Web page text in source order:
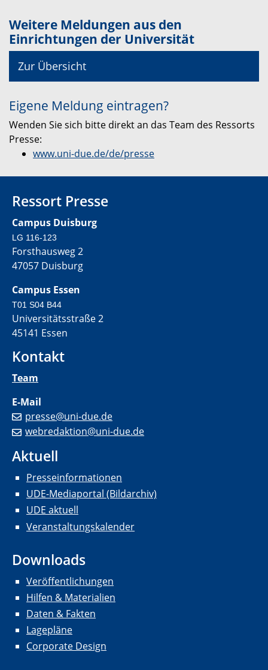
Weitere Meldungen aus den
Einrichtungen der Universität
Zur Übersicht
Eigene Meldung eintragen?
Wenden Sie sich bitte direkt an das Team des Ressorts
Presse:
www.uni-due.de/de/presse
Ressort Presse
Campus Duisburg
LG 116-123
Forsthausweg 2
47057 Duisburg
Campus Essen
T01 S04 B44
Universitätsstraße 2
45141 Essen
Kontakt
Team
E-Mail
presse@uni-due.de
webredaktion@uni-due.de
Aktuell
Presseinformationen
UDE-Mediaportal (Bildarchiv)
UDE aktuell
Veranstaltungskalender
Downloads
Veröffentlichungen
Hilfen & Materialien
Daten & Fakten
Lagepläne
Corporate Design